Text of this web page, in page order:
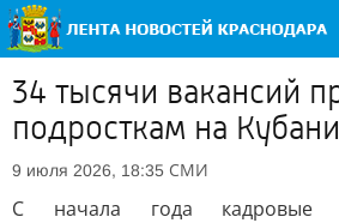
34 тысячи вакансий
подросткам на Кубани
9 июля 2026, 18:35 СМИ
С начала года кадровые